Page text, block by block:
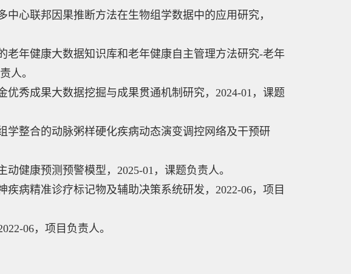
心联邦因果推断方法在生物组学数据中的应用研究，
老年健康大数据知识库和老年健康自主管理方法研究-老年
人。
秀成果大数据挖掘与成果贯通机制研究，2024-01，课题
学整合的动脉粥样硬化疾病动态演变调控网络及干预研
健康预测预警模型，2025-01，课题负责人。
疾病精准诊疗标记物及辅助决策系统研发，2022-06，项目
06，项目负责人。